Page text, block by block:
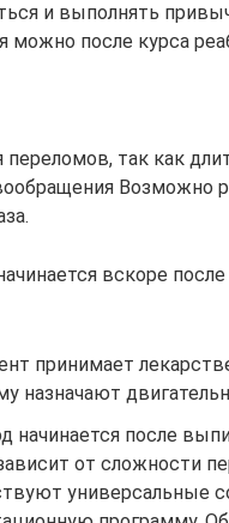
и выполнять
можно после курса
так как
Возможно
вскоре
принимает
назначают
начинается после
от сложности
универсальные